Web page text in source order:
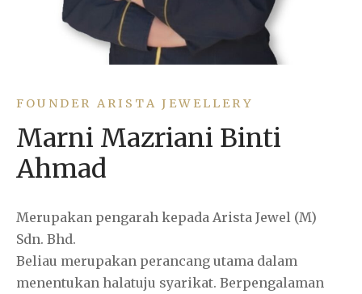
FOUNDER ARISTA JEWELLERY
Marni Mazriani Binti
Ahmad
Merupakan pengarah kepada Arista Jewel (M)
Sdn. Bhd.
Beliau merupakan perancang utama dalam
menentukan halatuju syarikat. Berpengalaman
Bar